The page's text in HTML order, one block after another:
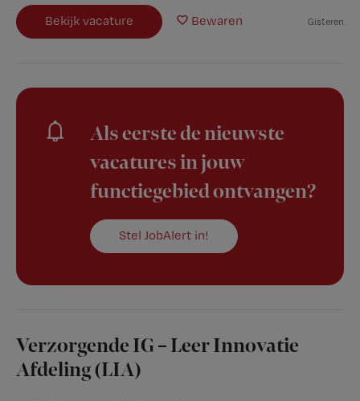
Bekijk vacature Bewaren Gisteren
Als eerste de nieuwste
vacatures in jouw
functiegebied ontvangen?
Stel JobAlert in!
Verzorgende IG – Leer Innovatie
Afdeling (LIA)